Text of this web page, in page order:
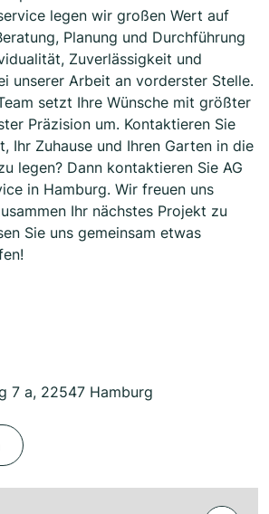
legen wir großen Wert auf
Planung und Durchführung
Zuverlässigkeit und
unserer Arbeit an vorderster Stelle.
setzt Ihre Wünsche mit größter
Präzision um. Kontaktieren Sie
Ihr Zuhause und Ihren Garten in die
legen? Dann kontaktieren Sie AG
in Hamburg. Wir freuen uns
Ihr nächstes Projekt zu
Sie uns gemeinsam etwas
7 a, 22547 Hamburg